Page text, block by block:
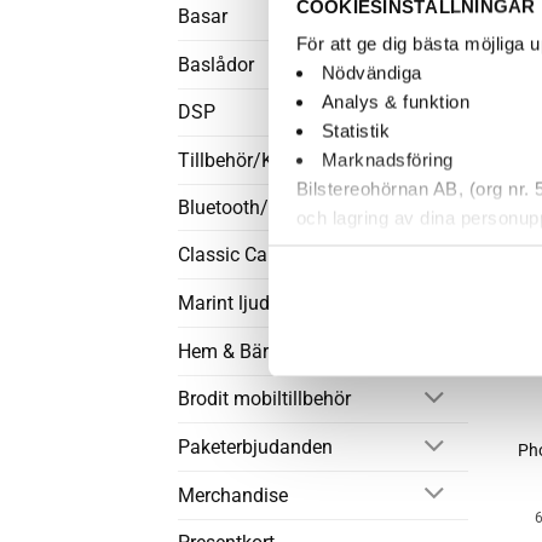
COOKIESINSTÄLLNINGAR
För att ge dig bästa möjliga
Nödvändiga
Analys & funktion
Statistik
Marknadsföring
Bilstereohörnan AB, (org nr.
och lagring av dina
Basar
Baslådor
DSP
Tillbehör/Kablar
Bluetooth/AUX
Classic Car Audio
Marint ljud
Hem & Bärbart
Brodit mobiltillbehör
Paketerbjudanden
Merchandise